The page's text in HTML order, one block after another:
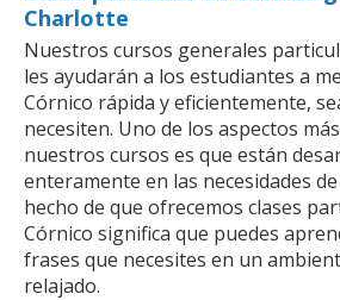
Charlotte
Nuestros cursos generales
les ayudarán a los estudiantes a
Córnico rápida y eficientemente,
necesiten. Uno de los aspectos
nuestros cursos es que están
enteramente en las necesidades
hecho de que ofrecemos clases
Córnico significa que puedes
frases que necesites en un
relajado.